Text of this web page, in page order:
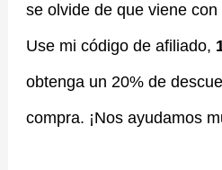
se olvide de que viene
Use mi código de afiliado,
obtenga un 20% de
compra. ¡Nos ayudamos